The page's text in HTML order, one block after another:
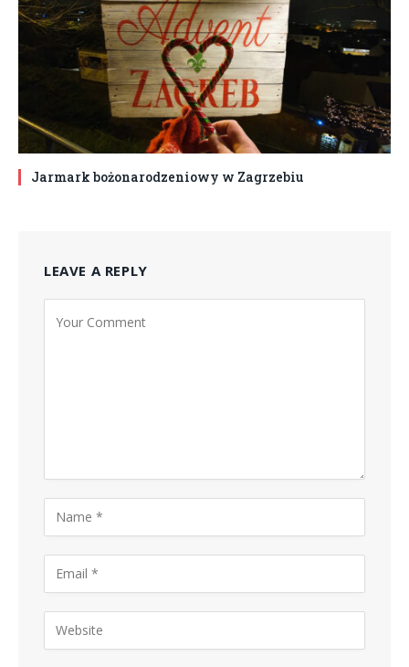
Jarmark bożonarodzeniowy w Zagrzebiu
LEAVE A REPLY